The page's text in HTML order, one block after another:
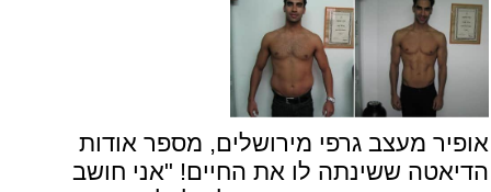
אופיר מעצב גרפי מירושלים, מספר אודות
הדיאטה ששינתה לו את החיים! "אני חושב